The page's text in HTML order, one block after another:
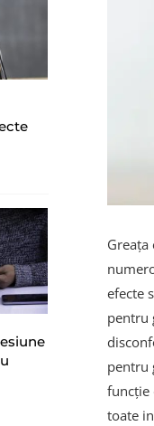
efecte
pentru
pentru
funcție
toate